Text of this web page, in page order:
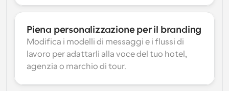
Piena personalizzazione per il branding
Modifica i modelli di messaggi e i flussi di
lavoro per adattarli alla voce del tuo hotel,
agenzia o marchio di tour.